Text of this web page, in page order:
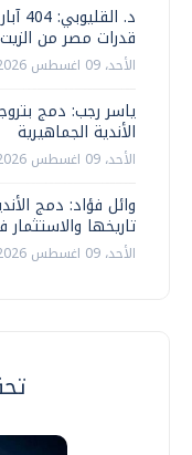
د.
قدرات مصر من الزيت
الأحد، 09 اغسطس 2026 07:20 ص
ياسر رجب: دمج
الأندية الجماهيرية
الأحد، 09 اغسطس 2026 07:16 ص
وائل فؤاد: دمج
تاريخها
الأحد، 09 اغسطس 2026 07:09 ص